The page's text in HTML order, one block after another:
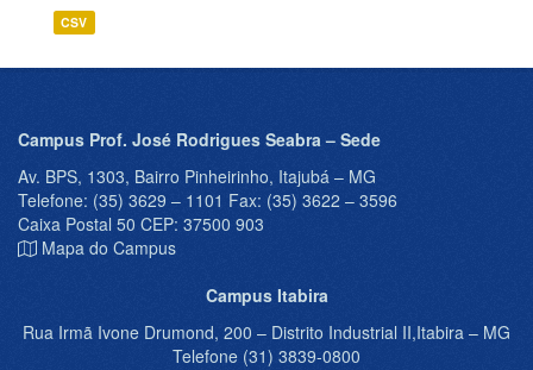
CSV
Campus Prof. José Rodrigues Seabra – Sede
Av. BPS, 1303, Bairro Pinheirinho, Itajubá – MG
Telefone: (35) 3629 – 1101 Fax: (35) 3622 – 3596
Caixa Postal 50 CEP: 37500 903
Mapa do Campus
Campus Itabira
Rua Irmã Ivone Drumond, 200 – Distrito Industrial II,Itabira – MG
Telefone (31) 3839-0800